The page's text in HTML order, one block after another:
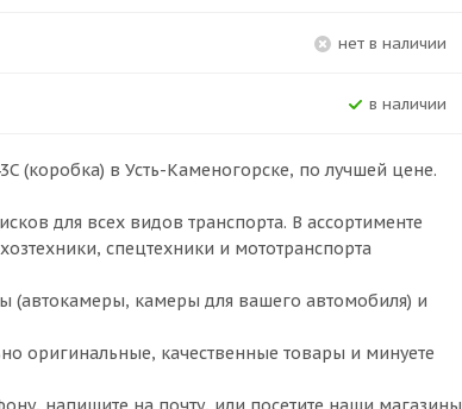
Нет в наличии
В наличии
(коробка) в Усть-Каменогорске, по лучшей цене.
для всех видов транспорта. В ассортименте
спецтехники и мототранспорта
(автокамеры, камеры для вашего автомобиля) и
оригинальные, качественные товары и минуете